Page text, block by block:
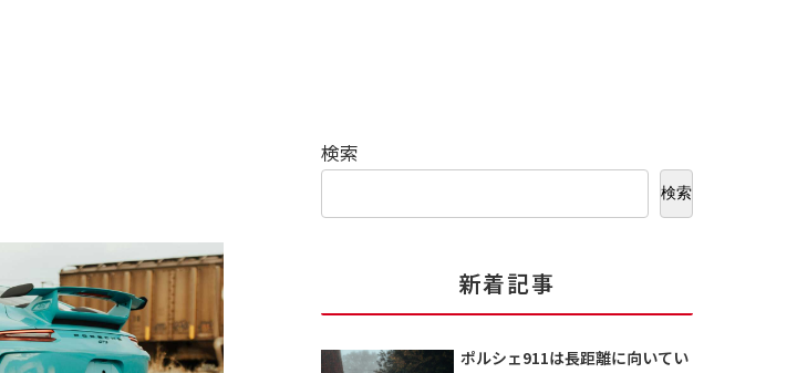
検索
検索
新着記事
ポルシェ911は長距離に向いてい